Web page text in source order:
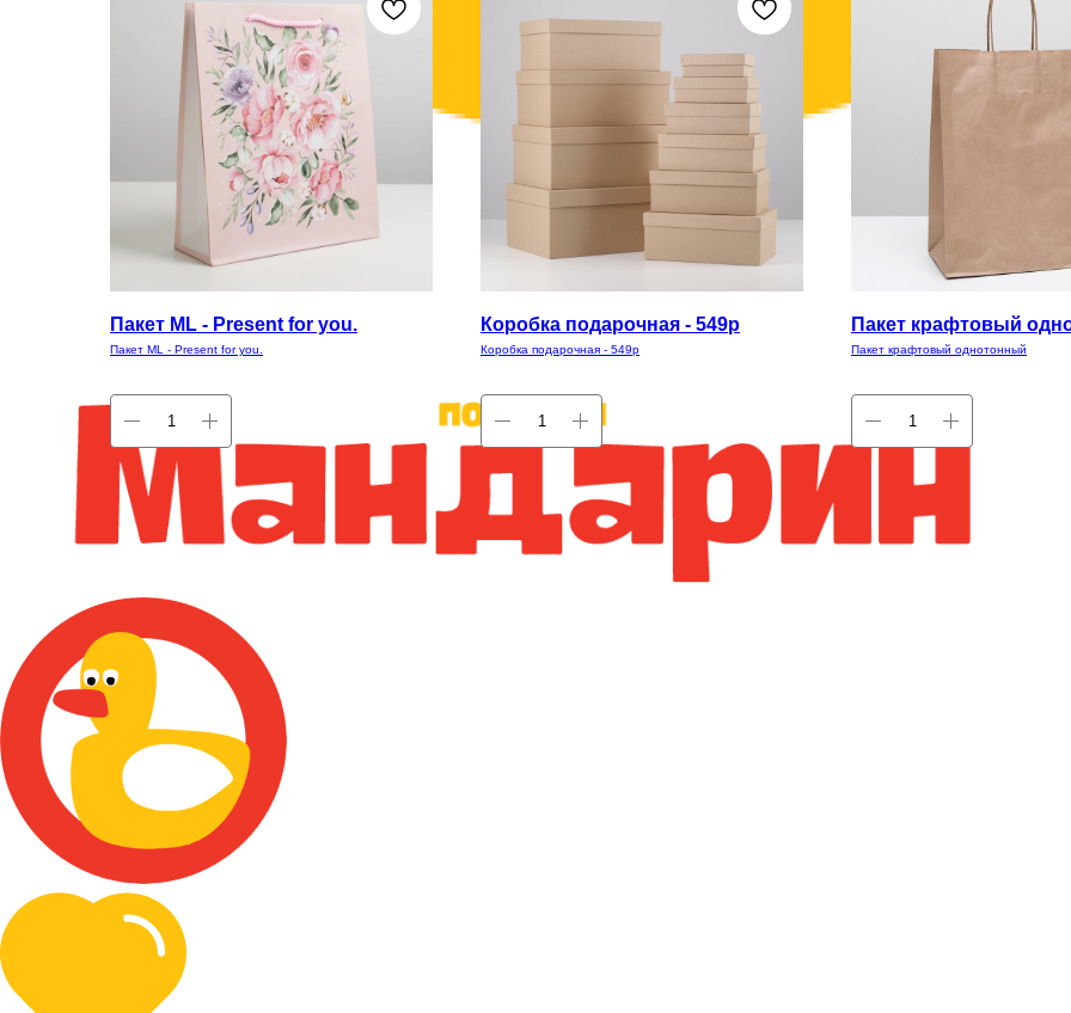
Пакет ML - Present for you.
Пакет ML - Present for you.
Коробка подарочная - 549р
Коробка подарочная - 549р
Пакет крафтовый
Пакет крафтовый однотонный